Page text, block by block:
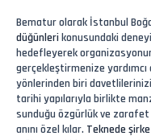
Bematur olarak İstanbul
düğünleri konusundaki
hedefleyerek
gerçekleştirmenize
yönlerinden biri
tarihi yapılarıyla birlikte
sunduğu özgürlük ve zarafet
anını özel kılar. Teknede